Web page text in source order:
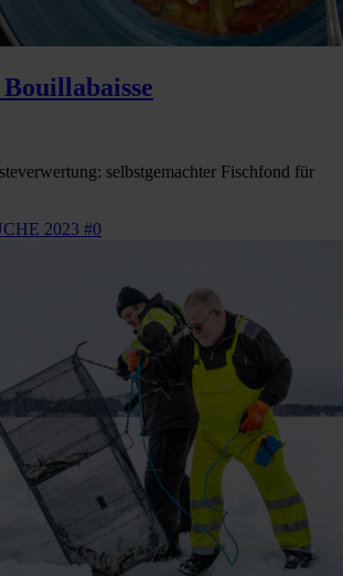
selbstgemachter Fischfond für
2023 #0